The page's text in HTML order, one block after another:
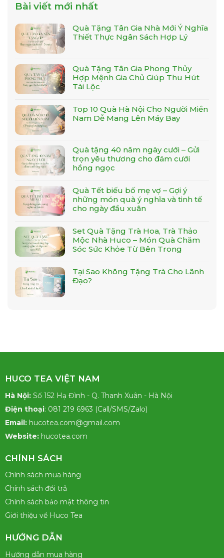
Bài viết mới nhất
Quà Tặng Tân Gia Nhà Mới Ý Nghĩa
Thiết Thực Ngân Sách Hợp Lý
Quà Tặng Tân Gia Phong Thủy
Hợp Mệnh Gia Chủ Giúp Thu Hút
Tài Lộc
Top 10 Quà Hà Nội Cho Người Miền
Nam Dễ Mang Lên Máy Bay
Quà tặng 40 năm ngày cưới – Gửi
trọn yêu thương cho đám cưới
hồng ngọc
Quà Tết biếu bố mẹ vợ – Gợi ý
những món quà ý nghĩa và tinh tế
cho ngày đầu xuân
Set Quà Tặng Trà Hoa, Trà Thảo
Mộc Nhà Huco – Món Quà Chăm
Sóc Sức Khỏe Từ Bên Trong
Tại Sao Không Tặng Trà Cho Lãnh
Đạo?
HUCO TEA VIỆT NAM
Hà Nội:Số 152 Hạ Đình - Q. Thanh Xuân - Hà Nội
Điện thoại: 081 219 6963 (Call/SMS/Zalo)
Email:hucotea.com@gmail.com
Website:hucotea.com
CHÍNH SÁCH
Chính sách mua hàng
Chính sách đổi trả
Chính sách bảo mật thông tin
Giới thiệu về Huco Tea
HƯỚNG DẪN
Hướng dẫn mua hàng